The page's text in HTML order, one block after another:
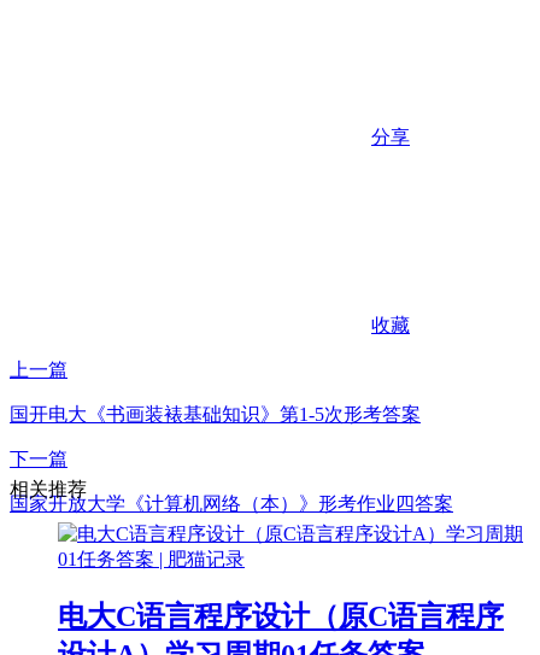
分享
收藏
上一篇
国开电大《书画装裱基础知识》第1-5次形考答案
下一篇
国家开放大学《计算机网络（本）》形考作业四答案
相关推荐
电大C语言程序设计（原C语言程序